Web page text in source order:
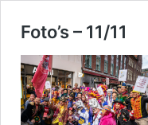
Foto’s – 11/11